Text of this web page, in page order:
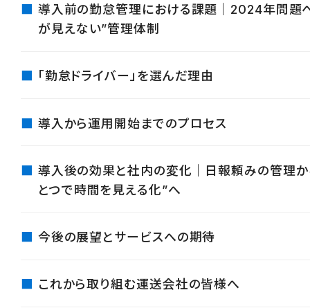
導入前の勤怠管理における課題｜2024年問題
が見えない”管理体制
「勤怠ドライバー」を選んだ理由
導入から運用開始までのプロセス
導入後の効果と社内の変化｜日報頼みの管理か
とつで時間を見える化”へ
今後の展望とサービスへの期待
これから取り組む運送会社の皆様へ